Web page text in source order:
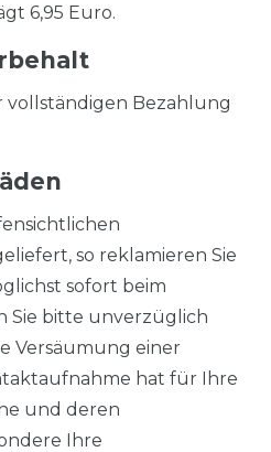
6,95 Euro.
vollständigen Bezahlung
so reklamieren Sie
sofort beim
Sie bitte unverzüglich
Versäumung einer
hat für Ihre
und deren
Ihre